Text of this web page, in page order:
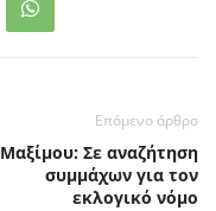
Επόμενο άρθρο
Μαξίμου: Σε αναζήτηση
συμμάχων για τον
εκλογικό νόμο